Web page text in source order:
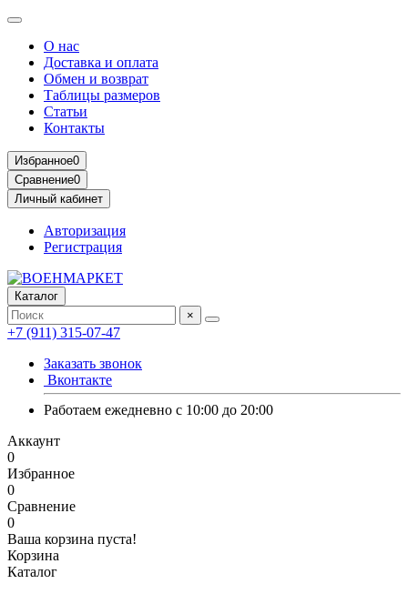
О нас
Доставка и оплата
Обмен и возврат
Таблицы размеров
Статьи
Контакты
Избранное0
Сравнение0
Личный кабинет
Авторизация
Регистрация
Каталог
×
+7 (911) 315-07-47
Заказать звонок
Вконтакте
Работаем ежедневно с 10:00 до 20:00
Аккаунт
0
Избранное
0
Сравнение
0
Ваша корзина пуста!
Корзина
Каталог